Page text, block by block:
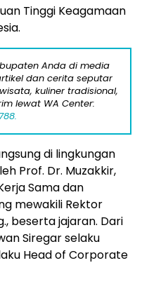
Tinggi Keagamaan
.
Anda di media
dan cerita seputar
kuliner tradisional,
lewat WA Center:
di lingkungan
Prof. Dr. Muzakkir,
Sama dan
mewakili Rektor
beserta jajaran. Dari
Siregarselaku
Head of Corporate